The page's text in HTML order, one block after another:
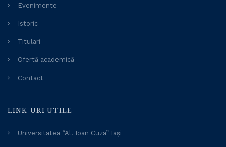
Evenimente
Istoric
Titulari
Ofertă academică
Contact
LINK-URI UTILE
Universitatea “Al. Ioan Cuza” Iași